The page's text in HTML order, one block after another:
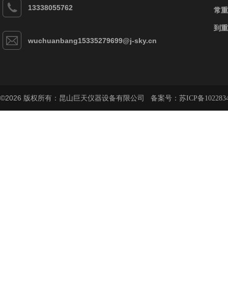
13338055762
wuchuanbang15335279699@j-sky.cn
常
到
©2026 版权所有：昆山巨天仪器设备有限公司 备案号： 苏ICP备